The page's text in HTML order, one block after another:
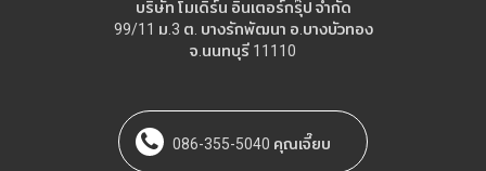
บริษัท โมเดิร์น อินเตอร์กรุ๊ป จำกัด
99/11 ม.3 ต. บางรักพัฒนา อ.บางบัวทอง
จ.นนทบุรี 11110
086-355-5040 คุณเจี๊ยบ